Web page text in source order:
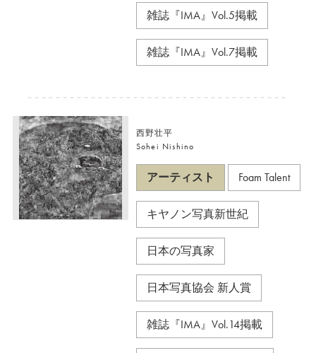
雑誌『IMA』Vol.5掲載
雑誌『IMA』Vol.7掲載
西野壮平
Sohei Nishino
アーティスト Foam Talent
キヤノン写真新世紀
日本の写真家
日本写真協会 新人賞
雑誌『IMA』Vol.14掲載